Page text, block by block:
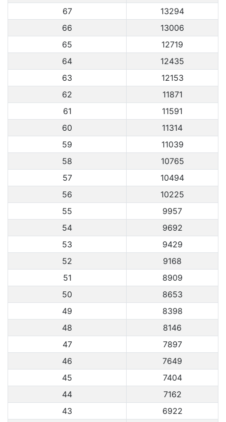
67
13294
66
13006
65
12719
64
12435
63
12153
62
11871
61
11591
60
11314
59
11039
58
10765
57
10494
56
10225
55
9957
54
9692
53
9429
52
9168
51
8909
50
8653
49
8398
48
8146
47
7897
46
7649
45
7404
44
7162
43
6922